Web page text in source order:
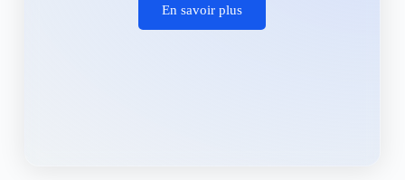
En savoir plus